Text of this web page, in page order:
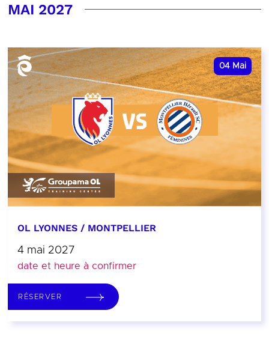
MAI 2027
04 Mai
OL LYONNES / MONTPELLIER
4 mai 2027
date et heure à confirmer
RÉSERVER